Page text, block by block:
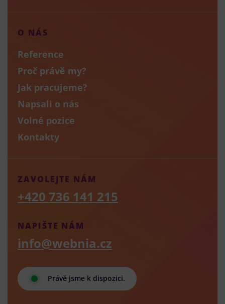
O NÁS
Reference
Proč právě my?
Jak pracujeme?
Napsali o nás
Volné pozice
Kontakty
Právě jsme k dispozici.
NAPIŠTE NÁM
info@webnia.cz
ZAVOLEJTE NÁM
+420 736 141 215